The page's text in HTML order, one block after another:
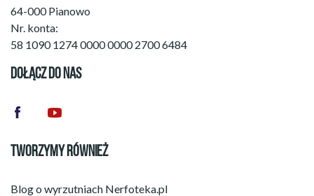
64-000 Pianowo
Nr. konta:
58 1090 1274 0000 0000 2700 6484
DOŁĄCZ DO NAS
TWORZYMY RÓWNIEŻ
Blog o wyrzutniach Nerfoteka.pl